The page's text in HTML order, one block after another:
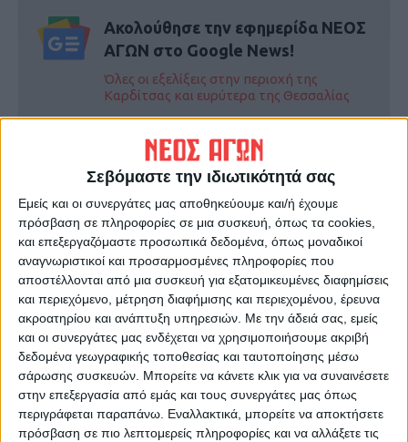
Σεβόμαστε την ιδιωτικότητά σας
Εμείς και οι συνεργάτες μας αποθηκεύουμε και/ή έχουμε
πρόσβαση σε πληροφορίες σε μια συσκευή, όπως τα cookies,
και επεξεργαζόμαστε προσωπικά δεδομένα, όπως μοναδικοί
αναγνωριστικοί και προσαρμοσμένες πληροφορίες που
αποστέλλονται από μια συσκευή για εξατομικευμένες διαφημίσεις
και περιεχόμενο, μέτρηση διαφήμισης και περιεχομένου, έρευνα
ακροατηρίου και ανάπτυξη υπηρεσιών. Με την άδειά σας, εμείς
και οι συνεργάτες μας ενδέχεται να χρησιμοποιήσουμε ακριβή
δεδομένα γεωγραφικής τοποθεσίας και ταυτοποίησης μέσω
σάρωσης συσκευών. Μπορείτε να κάνετε κλικ για να συναινέσετε
στην επεξεργασία από εμάς και τους συνεργάτες μας όπως
περιγράφεται παραπάνω. Εναλλακτικά, μπορείτε να αποκτήσετε
πρόσβαση σε πιο λεπτομερείς πληροφορίες και να αλλάξετε τις
Ακολούθησε την εφημερίδα ΝΕΟΣ
ΑΓΩΝ στο Google News!
Όλες οι εξελίξεις στην περιοχή της
Καρδίτσας και ευρύτερα της Θεσσαλίας
Σε πρώτο ενικό 12/11/2024
Ημέρα εξ ολοκλήρου των
παιδιών, επιβράβευση της
γνώσης στα Μαθηματικά
ΝΕΟΣ ΑΓΩΝ
https://neosagon.gr